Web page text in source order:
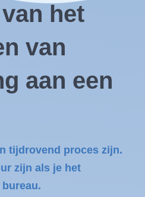
het
van
aan een
tijdrovend proces zijn.
zijn als je het